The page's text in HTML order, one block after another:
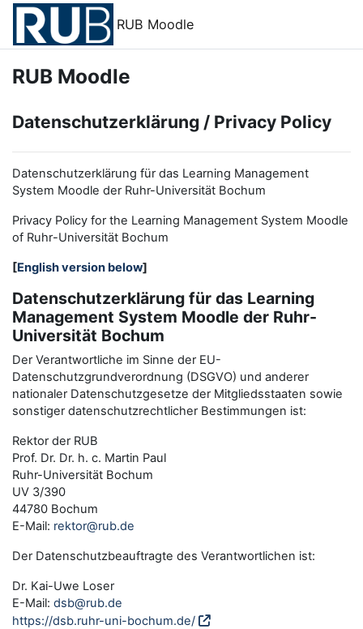
Zum Hauptinhalt
RUB Moodle
RUB Moodle
Datenschutzerklärung / Privacy Policy
Datenschutzerklärung für das Learning Management
System Moodle der Ruhr-Universität Bochum
Privacy Policy for the Learning Management System Moodle
of Ruhr-Universität Bochum
[English version below]
Datenschutzerklärung für das Learning
Management System Moodle der Ruhr-
Universität Bochum
Der Verantwortliche im Sinne der EU-
Datenschutzgrundverordnung (DSGVO) und anderer
nationaler Datenschutzgesetze der Mitgliedsstaaten sowie
sonstiger datenschutzrechtlicher Bestimmungen ist:
Rektor der RUB
Prof. Dr. Dr. h. c. Martin Paul
Ruhr-Universität Bochum
UV 3/390
44780 Bochum
E-Mail: rektor@rub.de
Der Datenschutzbeauftragte des Verantwortlichen ist:
Dr. Kai-Uwe Loser
E-Mail: dsb@rub.de
https://dsb.ruhr-uni-bochum.de/